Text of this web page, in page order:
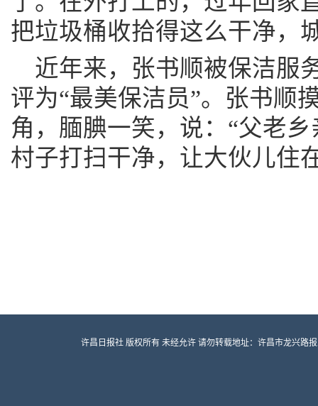
把垃圾桶收拾得这么干净，
近年来，张书顺被保洁服
评为“最美保洁员”。张书顺
角，腼腆一笑，说：“父老
村子打扫干净，让大伙儿住
许昌日报社 版权所有 未经允许 请勿转载地址：许昌市龙兴路